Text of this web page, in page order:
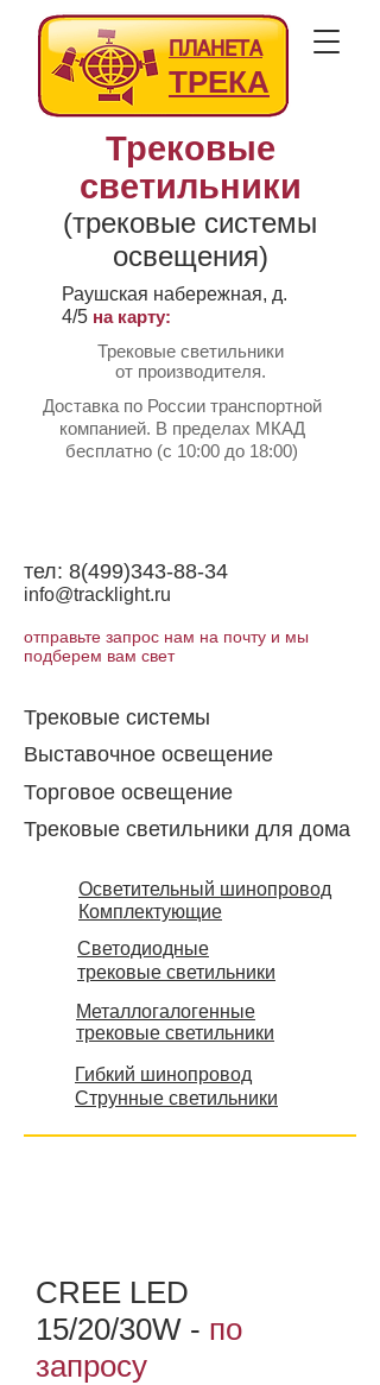
ПЛАНЕТА
ТРЕКА
Трековые
светильники
(трековые системы
освещения)
Раушская набережная, д.
4/5 на карту:
Трековые светильники
от производителя.
Доставка по России транспортной
компанией. В пределах МКАД
бесплатно (с 10:00 до 18:00)
тел: 8(499)343-88-34
info@tracklight.ru
отправьте запрос нам на почту и мы
подберем вам свет
Трековые системы
Выставочное освещение
Торговое освещение​
Трековые светильники для дома
Осветительный шинопровод
Комплектующие
Светодиодные
трековые светильники
Металлогалогенные
трековые светильники
Гибкий шинопровод
Струнные светильники
CREE LED
15/20/30W - по
запросу